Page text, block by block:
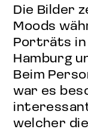
Die Bilder
Moods
Porträts in
Hamburg
Beim
war es
welcher